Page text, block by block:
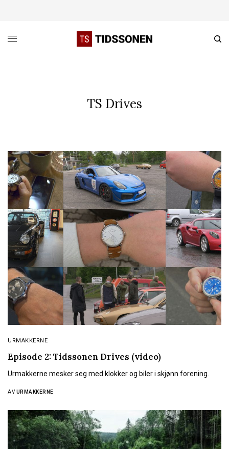
TS Drives
URMAKKERNE
Episode 2: Tidssonen Drives (video)
Urmakkerne mesker seg med klokker og biler i skjønn forening.
AV URMAKKERNE